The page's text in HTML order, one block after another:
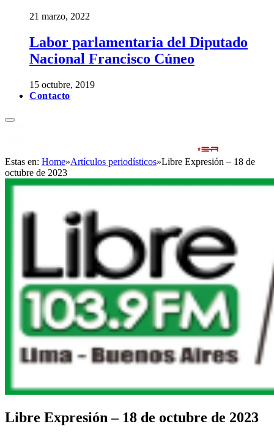
21 marzo, 2022
Labor parlamentaria del Diputado
Nacional Francisco Cúneo
15 octubre, 2019
Contacto
Estas en: Home»Artículos periodísticos»Libre Expresión – 18 de
octubre de 2023
Libre Expresión – 18 de octubre de 2023